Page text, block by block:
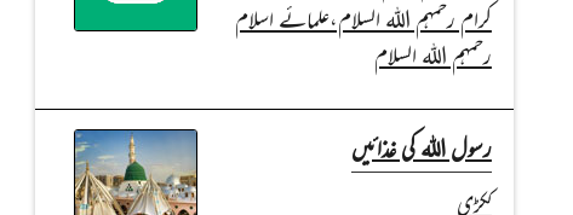
کرام رحمہم اللہ السلام،علمائے اسلام
رحمہم اللہ السلام
رسول اللہ کی غذائیں
ککڑی